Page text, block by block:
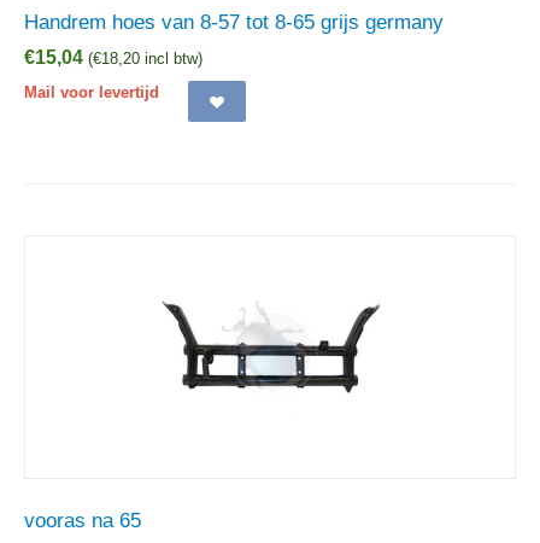
Handrem hoes van 8-57 tot 8-65 grijs germany
€15,04 (€18,20 incl btw)
Mail voor levertijd
vooras na 65